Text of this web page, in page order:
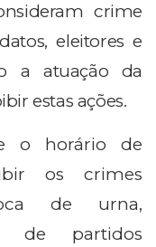
crime
eleitores e
a atuação da
estas ações.
o horário de
os crimes
de urna,
de partidos